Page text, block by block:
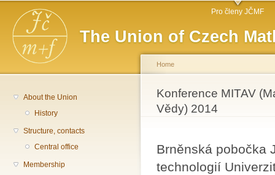
The Union of Czech
Main menu Pro členy JČMF
About the Union
History
Structure, contacts
Central office
Membership
You are here
Home
Konference MITAV
Vědy) 2014
Brněnská pobočka
technologií